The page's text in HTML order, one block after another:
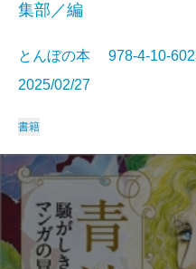
集部／編
とんぼの本 978-4-10-
2025/02/27
書籍